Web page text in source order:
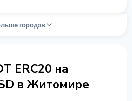
городов
ERC20 на
в Житомире